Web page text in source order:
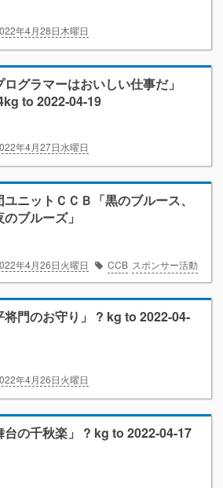
年4月28日木曜日
ログラマーはおいしい仕事だ」
to 2022-04-19
年4月27日水曜日
ユニットＣＣＢ「黒のブルース、
ブルーズ」
年4月26日火曜日 CCB スポンサー活動
将門のお守り」 ? kg to 2022-04-
年4月26日火曜日
台の千秋楽」 ? kg to 2022-04-17